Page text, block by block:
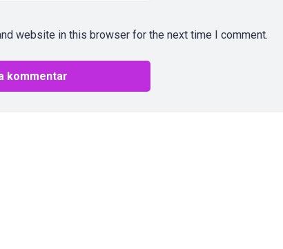
website in this browser for the next time I comment.